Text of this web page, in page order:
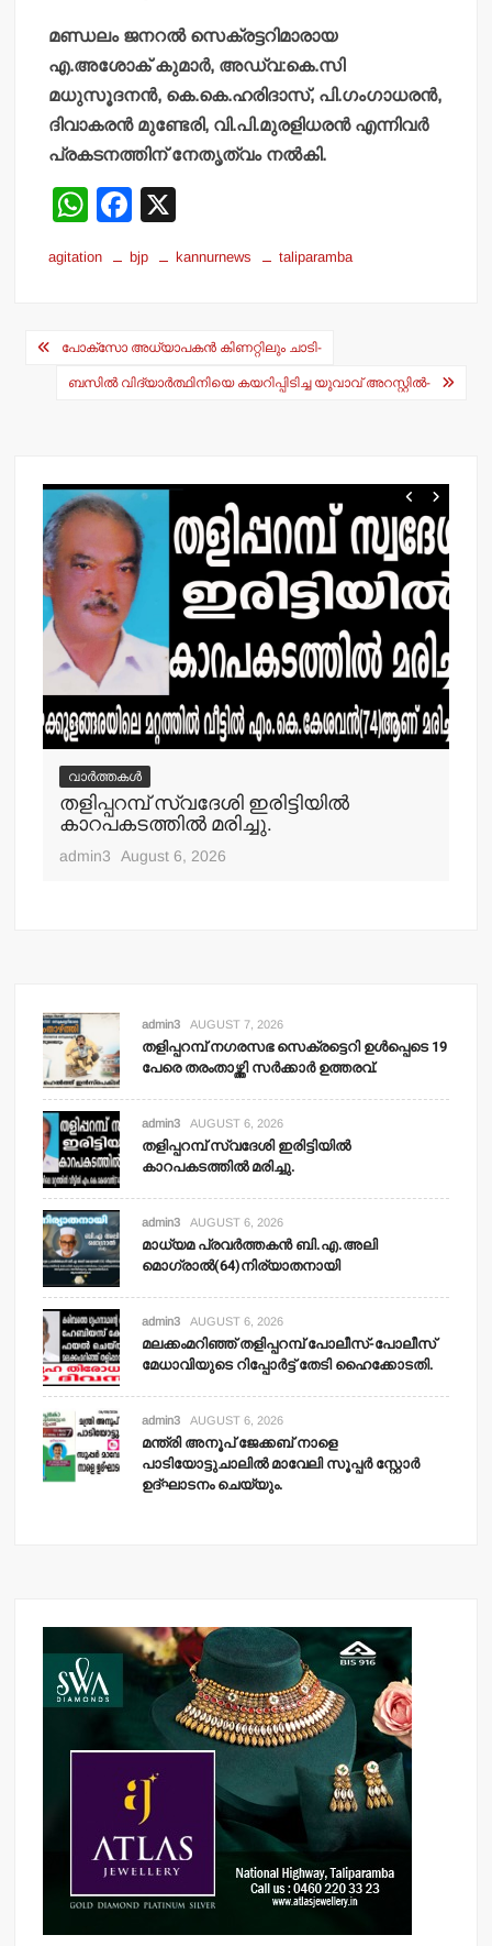
മണ്ഡലം ജനറല്‍ സെക്രട്ടറിമാരായ
എ.അശോക് കുമാര്‍, അഡ്വ:കെ.സി
മധുസൂദനന്‍, കെ.കെ.ഹരിദാസ്, പി.ഗംഗാധരന്‍,
ദിവാകരന്‍ മുണ്ടേരി, വി.പി.മുരളിധരന്‍ എന്നിവര്‍
പ്രകടനത്തിന് നേതൃത്വം നല്‍കി.
W
at
A
p
F
c
b
o
agitation bjp kannurnews taliparamba
Post
navigation
പോക്‌സോ അധ്യാപകന്‍ കിണറ്റിലും ചാടി-
ബസില്‍ വിദ്യാര്‍ത്ഥിനിയെ കയറിപ്പിടിച്ച യുവാവ് അറസ്റ്റില്‍-
വാർത്തകൾ
തളിപ്പറമ്പ് സ്വദേശി ഇരിട്ടിയില്‍
കാറപകടത്തില്‍ മരിച്ചു.
admin3 August 6, 2026
admin3 AUGUST 7, 2026
തളിപ്പറമ്പ് നഗരസഭ സെക്രട്ടെറി ഉള്‍പ്പെടെ 19
പേരെ തരംതാഴ്ത്തി സര്‍ക്കാര്‍ ഉത്തരവ്.
admin3 AUGUST 6, 2026
തളിപ്പറമ്പ് സ്വദേശി ഇരിട്ടിയില്‍
കാറപകടത്തില്‍ മരിച്ചു.
admin3 AUGUST 6, 2026
മാധ്യമ പ്രവര്‍ത്തകന്‍ ബി.എ.അലി
മൊഗ്രാല്‍(64)നിര്യാതനായി
admin3 AUGUST 6, 2026
മലക്കംമറിഞ്ഞ് തളിപ്പറമ്പ് പോലീസ്-പോലീസ്
മേധാവിയുടെ റിപ്പോര്‍ട്ട് തേടി ഹൈക്കോടതി.
admin3 AUGUST 6, 2026
മന്ത്രി അനൂപ് ജേക്കബ് നാളെ
പാടിയോട്ടുചാലില്‍ മാവേലി സൂപ്പര്‍ സ്റ്റോര്‍
ഉദ്ഘാടനം ചെയ്യും.